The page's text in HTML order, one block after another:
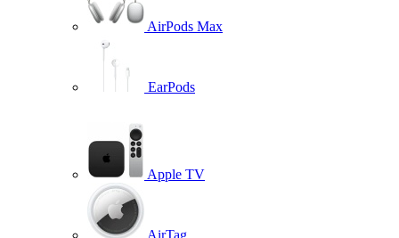
AirPods Max
EarPods
Apple TV